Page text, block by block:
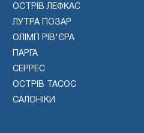
ОСТРІВ ЛЕФКАС
ЛУТРА ПОЗАР
ОЛІМП РІВ'ЄРА
ПАРГА
СЕРРЕС
ОСТРІВ ТАСОС
САЛОНІКИ